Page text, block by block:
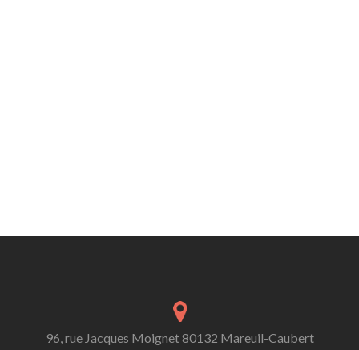
96, rue Jacques Moignet 80132 Mareuil-Caubert